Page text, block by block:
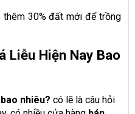
thêm 30% đất mới để trồng
Liễu Hiện Nay Bao
nhiêu? có lẽ là câu hỏi